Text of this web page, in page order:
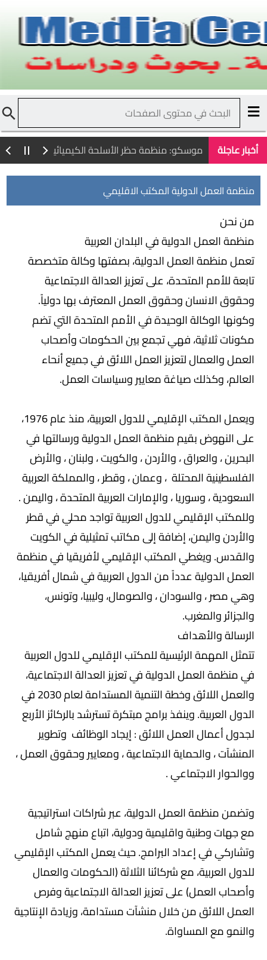
أخبار عاجلة موسكو: منظمة حظر الأسلحة الكيميائية انتهكت
منظمة العمل الدولية المكتب الاقليمي
من نحن
منظمة العمل الدولية في البلدان العربية
تعمل منظمة العمل الدولية، بصفتها وكالة متخصصة
تابعة للأمم المتحدة، على تعزيز العدالة الاجتماعية
وحقوق الانسان وحقوق العمل المعترف بها دولياً.
وكونها الوكالة الوحيدة في الأمم المتحدة التي تضم
مكونات ثلاثية، فهي تجمع بين الحكومات وأصحاب
العمل والعمال لتعزيز العمل اللائق في جميع أنحاء
العالم، وكذلك صياغة معايير وسياسات العمل.
ويعمل المكتب الإقليمي للدول العربية، منذ عام 1976،
على النهوض بقيم منظمة العمل الدولية ورسالتها في
البحرين ، والعراق ، والأردن ، والكويت ، ولبنان ، والأرض
الفلسطينية المحتلة ، وعمان ، وقطر ، والمملكة العربية
السعودية ، وسوريا ، والإمارات العربية المتحدة ، واليمن .
وللمكتب الإقليمي للدول العربية تواجد محلي في قطر
والأردن واليمن، إضافة إلى مكاتب تمثيلية في الكويت
والقدس. ويغطي المكتب الإقليمي لأفريقيا في منظمة
العمل الدولية عدداً من الدول العربية في شمال أفريقيا،
وهي مصر ، والسودان ، والصومال، وليبيا، وتونس،
والجزائر والمغرب.
الرسالة والأهداف
تتمثل المهمة الرئيسية للمكتب الإقليمي للدول العربية
في منظمة العمل الدولية في تعزيز العدالة الاجتماعية،
والعمل اللائق وخطة التنمية المستدامة لعام 2030 في
الدول العربية. وينفذ برامج مبتكرة تسترشد بالركائز الأربع
لجدول أعمال العمل اللائق : إيجاد الوظائف وتطوير
المنشآت ، والحماية الاجتماعية ، ومعايير وحقوق العمل ،
ووالحوار الاجتماعي .
وتضمن منظمة العمل الدولية، عبر شراكات استراتيجية
مع جهات وطنية واقليمية ودولية، اتباع منهج شامل
وتشاركي في إعداد البرامج. حيث يعمل المكتب الإقليمي
للدول العربية، مع شركائنا الثلاثة (الحكومات والعمال
وأصحاب العمل) على تعزيز العدالة الاجتماعية وفرص
العمل اللائق من خلال منشآت مستدامة، وزيادة الإنتاجية
والنمو مع المساواة.